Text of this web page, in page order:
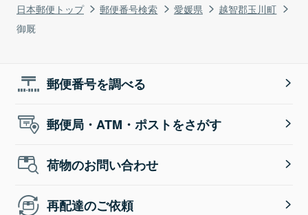
日本郵便トップ 郵便番号検索 愛媛県
越智郡玉川町
御厩
郵便番号を調べる
郵便局・ATM・ポストをさがす
荷物のお問い合わせ
再配達のご依頼